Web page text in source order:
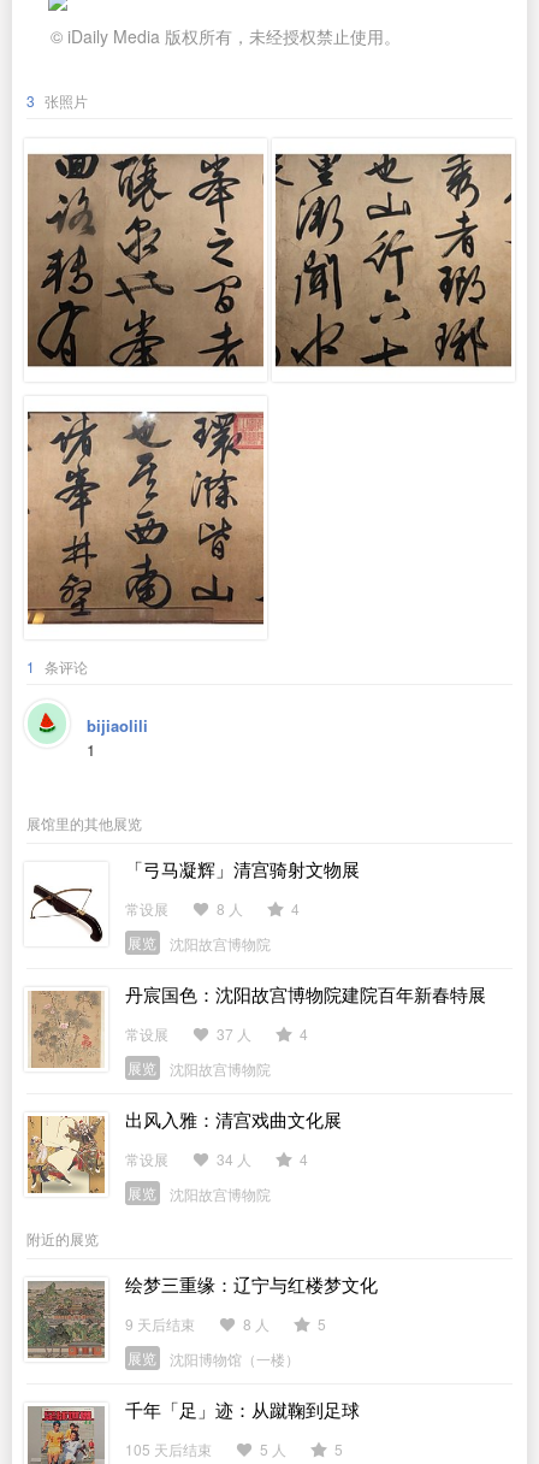
© iDaily Media 版权所有，未经授权禁止使用。
3 张照片
1 条评论
bijiaolili
1
展馆里的其他展览
「弓马凝辉」清宫骑射文物展
常设展 8 人
4
展览
沈阳故宫博物院
丹宸国色：沈阳故宫博物院建院百年新春特展
常设展 37 人
4
展览
沈阳故宫博物院
出风入雅：清宫戏曲文化展
常设展 34 人
4
展览
沈阳故宫博物院
附近的展览
绘梦三重缘：辽宁与红楼梦文化
9 天后结束 8 人
5
展览
沈阳博物馆（一楼）
千年「足」迹：从蹴鞠到足球
105 天后结束 5 人 5